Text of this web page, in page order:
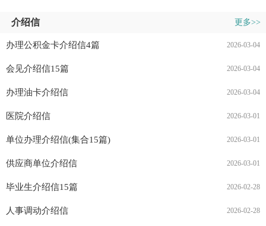
介绍信 更多>>
办理公积金卡介绍信4篇 2026-03-04
会见介绍信15篇 2026-03-04
办理油卡介绍信 2026-03-04
医院介绍信 2026-03-01
单位办理介绍信(集合15篇) 2026-03-01
供应商单位介绍信 2026-03-01
毕业生介绍信15篇 2026-02-28
人事调动介绍信 2026-02-28